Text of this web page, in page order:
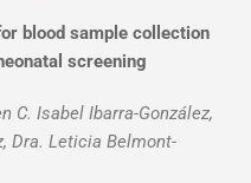
blood sample collection
screening
C. Isabel Ibarra-González,
Dra. Leticia Belmont-